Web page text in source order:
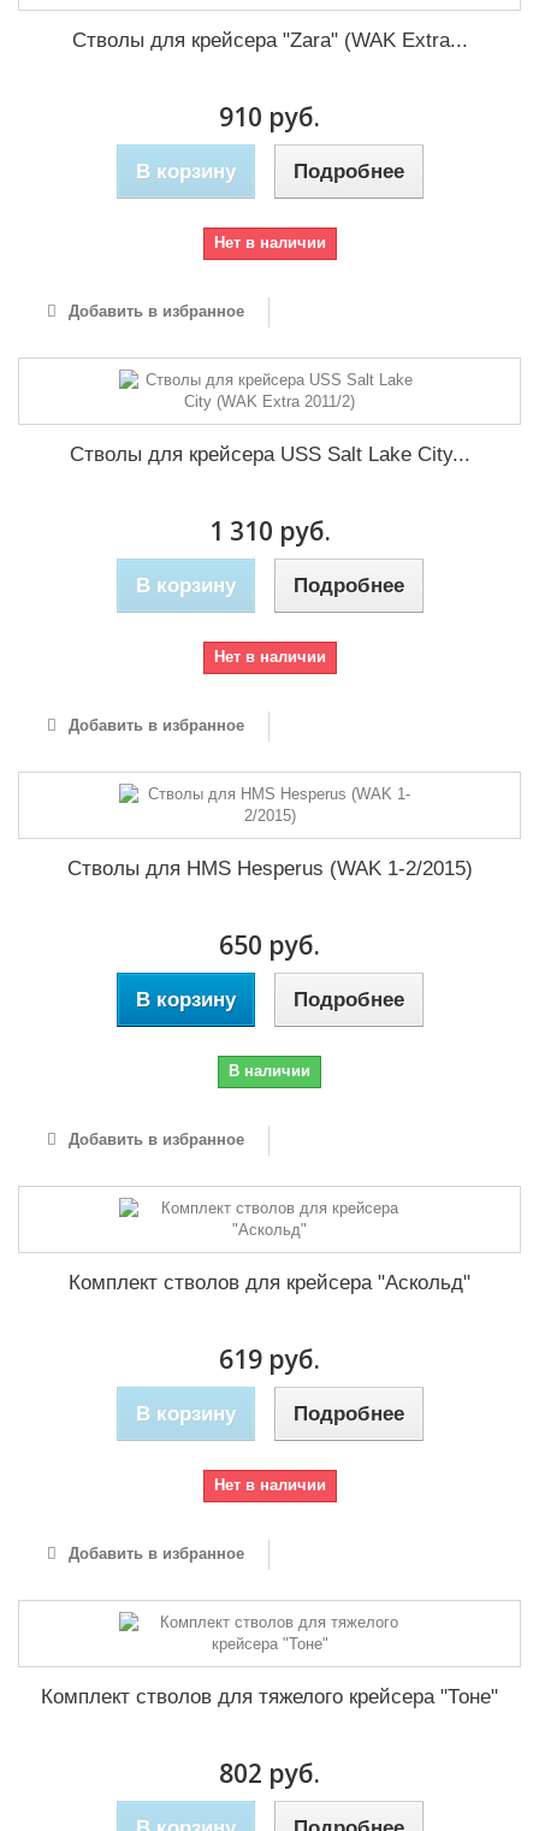
Стволы для крейсера "Zara" (WAK Extra...
910 руб.
В корзину Подробнее
Нет в наличии
Добавить в избранное
Стволы для крейсера USS Salt Lake City...
1 310 руб.
В корзину Подробнее
Нет в наличии
Добавить в избранное
Стволы для HMS Hesperus (WAK 1-2/2015)
650 руб.
В корзину Подробнее
В наличии
Добавить в избранное
Комплект стволов для крейсера "Аскольд"
619 руб.
В корзину Подробнее
Нет в наличии
Добавить в избранное
Комплект стволов для тяжелого крейсера "Тоне"
802 руб.